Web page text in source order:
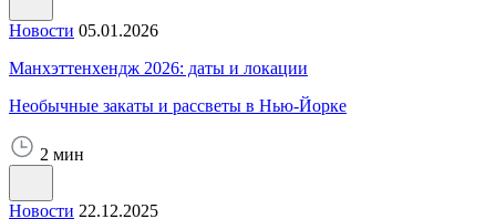
Новости 05.01.2026
Манхэттенхендж 2026: даты и локации
Необычные закаты и рассветы в Нью-Йорке
2 мин
Новости 22.12.2025